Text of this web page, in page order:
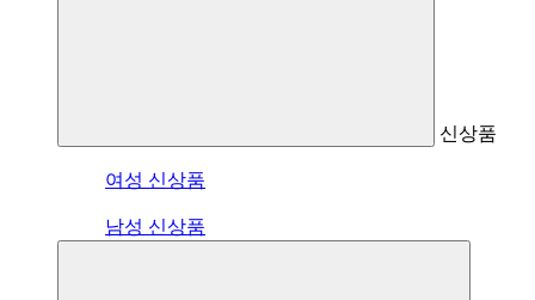
신상품
여성 신상품
남성 신상품